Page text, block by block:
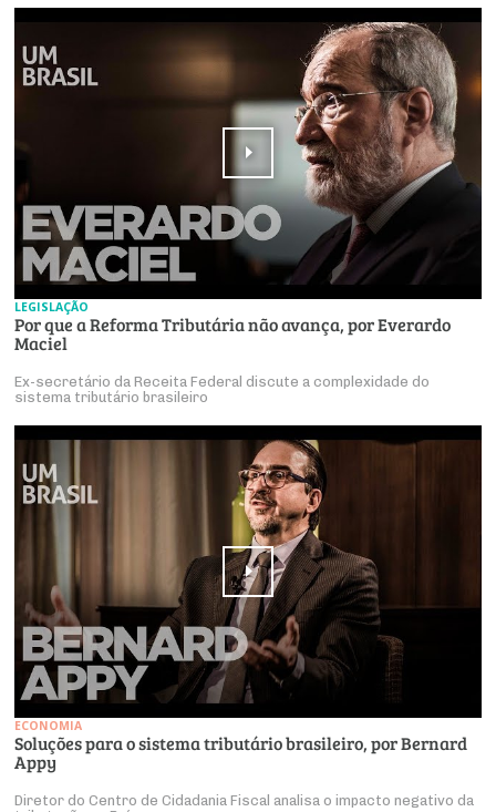
LEGISLAÇÃO
Por que a Reforma Tributária não avança, por Everardo
Maciel
Ex-secretário da Receita Federal discute a complexidade do
sistema tributário brasileiro
ECONOMIA
Soluções para o sistema tributário brasileiro, por Bernard
Appy
Diretor do Centro de Cidadania Fiscal analisa o impacto negativo da